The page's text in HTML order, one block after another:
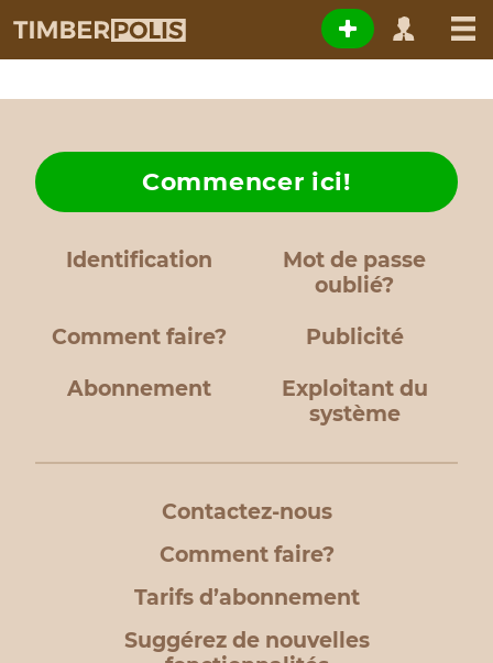
Identification
Mot de passe
oublié?
Comment faire?
Commencer ici!
Publicité
Abonnement
Exploitant du
système
Contactez-nous
Comment faire?
Tarifs d’abonnement
Suggérez de nouvelles